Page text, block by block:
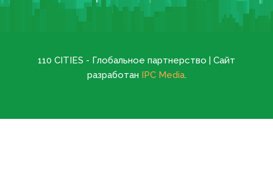
110 CITIES - Глобальное партнерство | Сайт
разработан IPC Media.